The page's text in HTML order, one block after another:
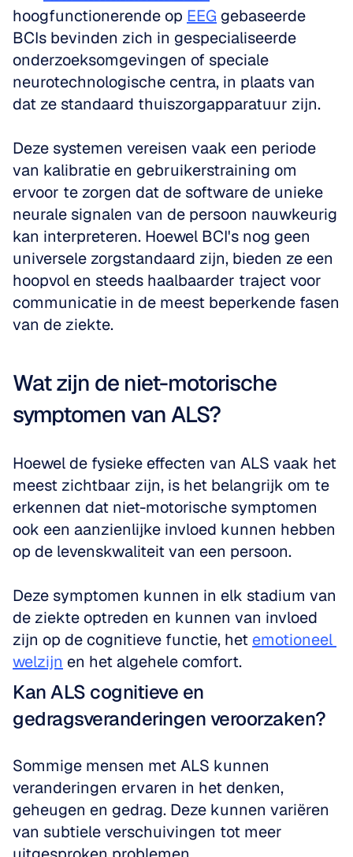
hoogfunctionerende op EEG gebaseerde
BCIs bevinden zich in gespecialiseerde
onderzoeksomgevingen of speciale
neurotechnologische centra, in plaats van
dat ze standaard thuiszorgapparatuur zijn.
Deze systemen vereisen vaak een periode
van kalibratie en gebruikerstraining om
ervoor te zorgen dat de software de unieke
neurale signalen van de persoon nauwkeurig
kan interpreteren. Hoewel BCI's nog geen
universele zorgstandaard zijn, bieden ze een
hoopvol en steeds haalbaarder traject voor
communicatie in de meest beperkende fasen
van de ziekte.
Wat zijn de niet-motorische
symptomen van ALS?
Hoewel de fysieke effecten van ALS vaak het
meest zichtbaar zijn, is het belangrijk om te
erkennen dat niet-motorische symptomen
ook een aanzienlijke invloed kunnen hebben
op de levenskwaliteit van een persoon.
Deze symptomen kunnen in elk stadium van
de ziekte optreden en kunnen van invloed
zijn op de cognitieve functie, het emotioneel
welzijn en het algehele comfort.
Kan ALS cognitieve en
gedragsveranderingen veroorzaken?
Sommige mensen met ALS kunnen
veranderingen ervaren in het denken,
geheugen en gedrag. Deze kunnen variëren
van subtiele verschuivingen tot meer